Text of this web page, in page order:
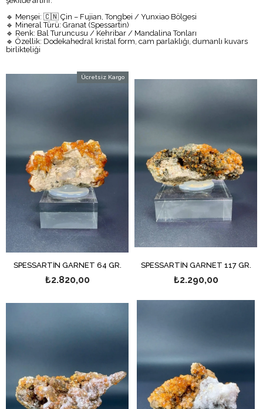
🔹 Menşei: 🇨🇳 Çin – Fujian, Tongbei / Yunxiao Bölgesi
🔹 Mineral Türü: Granat (Spessartin)
🔹 Renk: Bal Turuncusu / Kehribar / Mandalina Tonları
🔹 Özellik: Dodekahedral kristal form, cam parlaklığı, dumanlı kuvars
birlikteliği
SPESSARTİN GARNET 64 GR.
₺2.820,00
Ücretsiz Kargo
SPESSARTİN GARNET 117 GR.
₺2.290,00